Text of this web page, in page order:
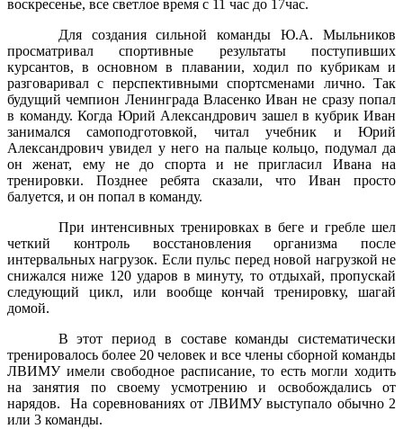
воскресенье, все светлое время с 11 час до 17час.
Для создания сильной команды Ю.А. Мыльников
просматривал спортивные результаты поступивших
курсантов, в основном в плавании, ходил по кубрикам и
разговаривал с перспективными спортсменами лично. Так
будущий чемпион Ленинграда Власенко Иван не сразу попал
в команду. Когда Юрий Александрович зашел в кубрик Иван
занимался самоподготовкой, читал учебник и Юрий
Александрович увидел у него на пальце кольцо, подумал да
он женат, ему не до спорта и не пригласил Ивана на
тренировки. Позднее ребята сказали, что Иван просто
балуется, и он попал в команду.
При интенсивных тренировках в беге и гребле шел
четкий контроль восстановления организма после
интервальных нагрузок. Если пульс перед новой нагрузкой не
снижался ниже 120 ударов в минуту, то отдыхай, пропускай
следующий цикл, или вообще кончай тренировку, шагай
домой.
В этот период в составе команды систематически
тренировалось более 20 человек и все члены сборной команды
ЛВИМУ имели свободное расписание, то есть могли ходить
на занятия по своему усмотрению и освобождались от
нарядов. На соревнованиях от ЛВИМУ выступало обычно 2
или 3 команды.